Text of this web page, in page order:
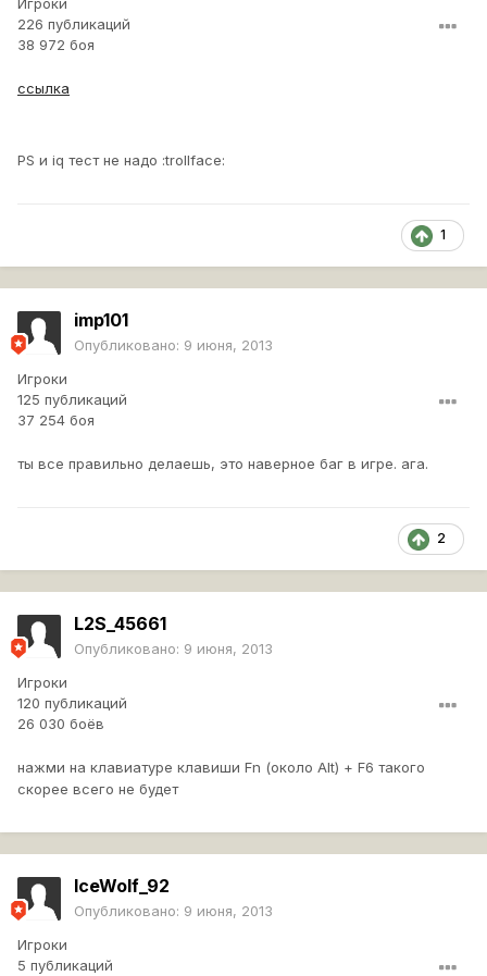
226 публикаций
38 972 боя
ссылка
PS и iq тест не надо :trollface:
1
imp101
Опубликовано: 9 июня, 2013
Игроки
125 публикаций
37 254 боя
ты все правильно делаешь, это наверное баг в игре. ага.
2
L2S_45661
Опубликовано: 9 июня, 2013
Игроки
120 публикаций
26 030 боёв
нажми на клавиатуре клавиши Fn (около Alt) + F6 такого
скорее всего не будет
IceWolf_92
Опубликовано: 9 июня, 2013
Игроки
5 публикаций